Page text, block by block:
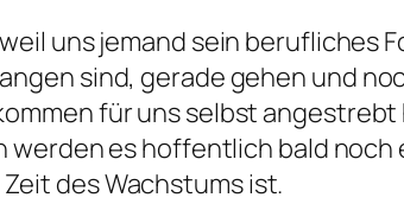
uns jemand sein berufliches
sind, gerade gehen und
für uns selbst
es hoffentlich bald noch
des Wachstums ist.